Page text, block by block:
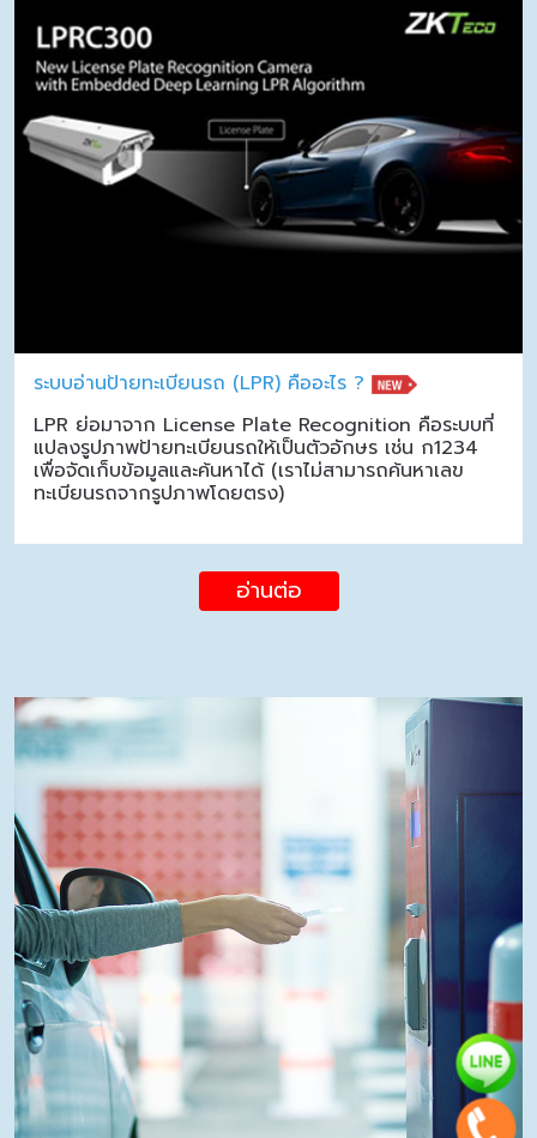
ระบบอ่านป้ายทะเบียนรถ (LPR) คืออะไร ?
LPR ย่อมาจาก License Plate Recognition คือระบบที่
แปลงรูปภาพป้ายทะเบียนรถให้เป็นตัวอักษร เช่น ก1234
เพื่อจัดเก็บข้อมูลและค้นหาได้ (เราไม่สามารถค้นหาเลข
ทะเบียนรถจากรูปภาพโดยตรง)
อ่านต่อ